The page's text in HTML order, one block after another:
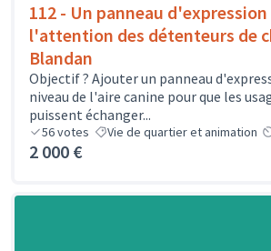
112 - Un panneau
l'attention des détenteurs de
Blandan
Objectif ? Ajouter un panneau
niveau de l'aire canine pour que les
puissent échanger...
56votes Vie de quartier et animation
2 000 €